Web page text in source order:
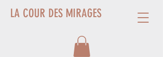
LA COUR DES MIRAGES